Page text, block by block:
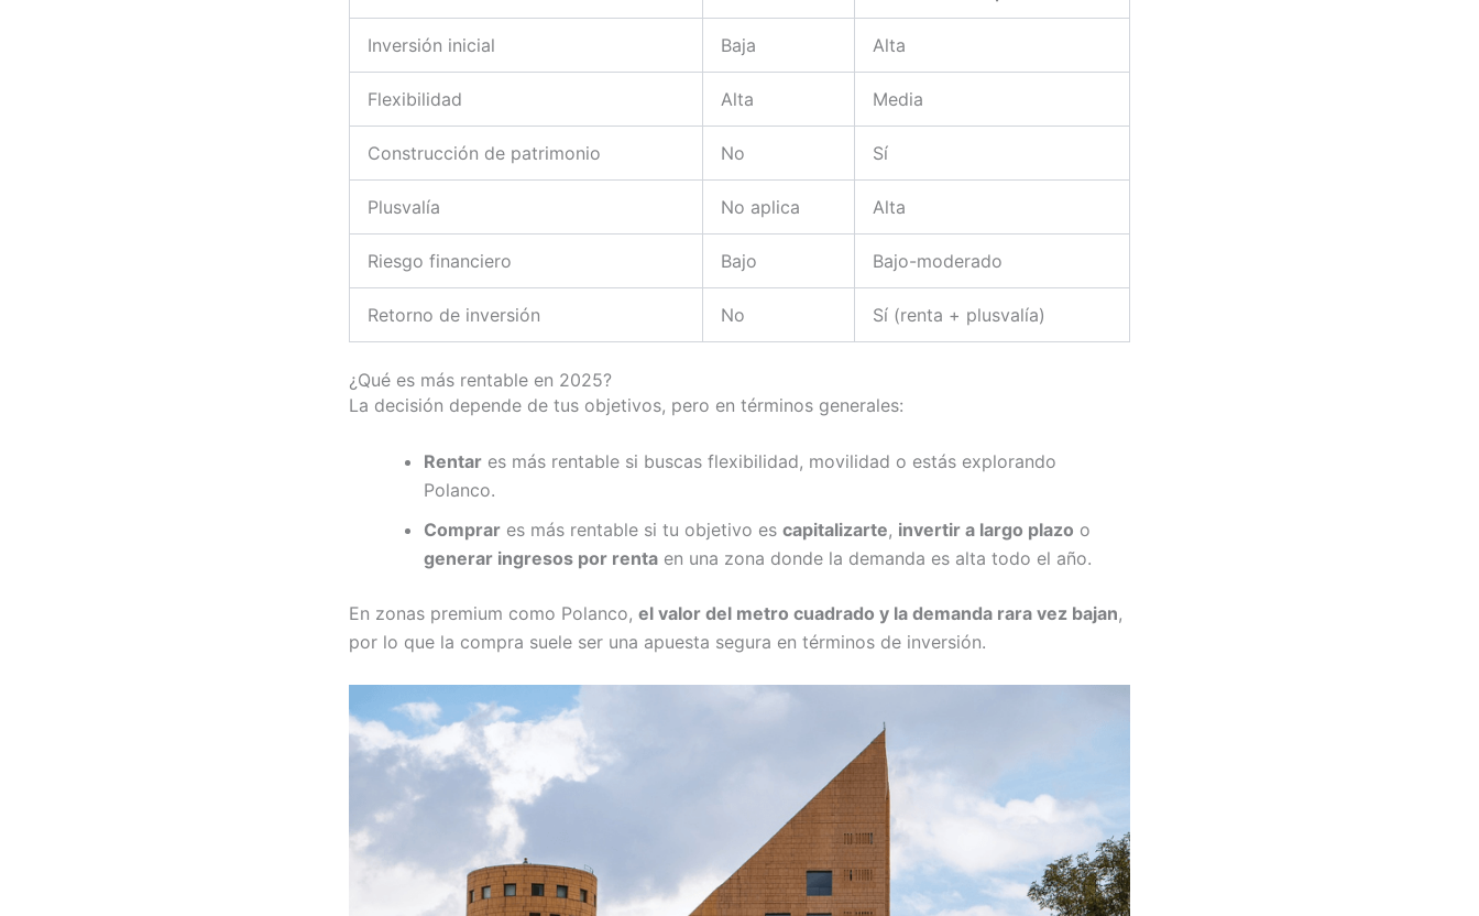
Inversión inicial Baja Alta
Flexibilidad Alta Media
Construcción de patrimonio No Sí
Plusvalía No aplica Alta
Riesgo financiero Bajo Bajo-moderado
Retorno de inversión No Sí (renta + plusvalía)
¿Qué es más rentable en 2025?
La decisión depende de tus objetivos, pero en términos generales:
Rentar es más rentable si buscas flexibilidad, movilidad o estás explorando
Polanco.
Comprar es más rentable si tu objetivo es capitalizarte, invertir a largo plazo o
generar ingresos por renta en una zona donde la demanda es alta todo el año.
En zonas premium como Polanco, el valor del metro cuadrado y la demanda rara vez bajan,
por lo que la compra suele ser una apuesta segura en términos de inversión.